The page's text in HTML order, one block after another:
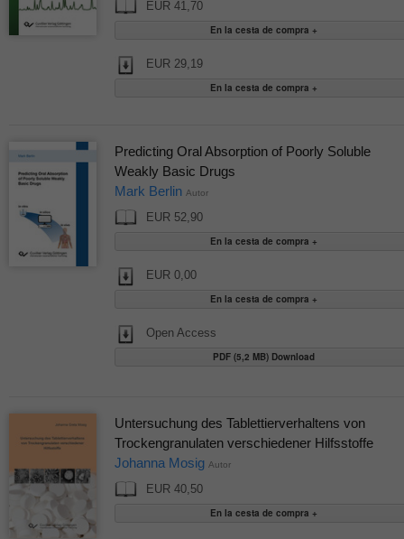
EUR 41,70
EUR 29,19
Predicting Oral Absorption of Poorly Soluble
Weakly Basic Drugs
Mark Berlin Autor
EUR 52,90
EUR 0,00
Open Access
PDF (5,2 MB) Download
Untersuchung des Tablettierverhaltens von
Trockengranulaten verschiedener Hilfsstoffe
Johanna Mosig Autor
EUR 40,50